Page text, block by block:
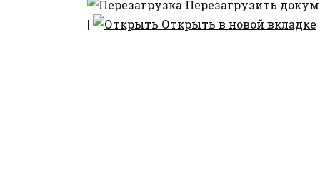
Перезагрузить
|
Открыть в новой вкладке